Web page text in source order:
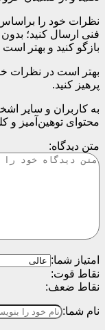
نظرات خود را
فنی ارسال کنید؛
بازگو کنید و بهتر
بهتر است در نظرات
پرهیز کنید.
به کاربران و سایر
محتوای توهین‌آمیز و
متن دیدگاه:
امتیاز شما:
نقاط قوت:
نقاط ضعف:
نام شما: